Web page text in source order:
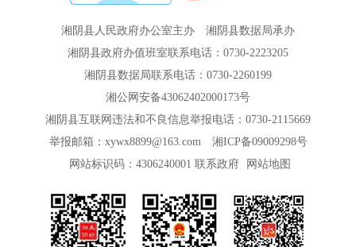
湘阴县人民政府办公室主办
湘阴县数据局承办
湘阴县政府办值班室联系电话：0730-2223205
湘阴县数据局联系电话：0730-2260199
湘公网安备43062402000173号
湘阴县互联网违法和不良信息举报电话：0730-2115669
举报邮箱：xywx8899@163.com
湘ICP备09009298号
网站标识码：4306240001 联系政府 网站地图